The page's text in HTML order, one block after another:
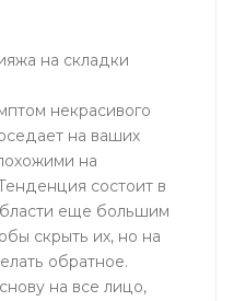
на складки
некрасивого
на ваших
на
состоит в
еще большим
скрыть их, но на
обратное.
на все лицо,